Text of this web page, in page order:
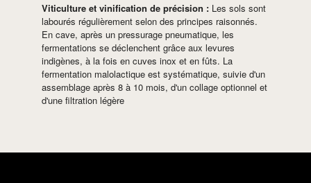
Viticulture et vinification de précision : Les sols sont
labourés régulièrement selon des principes raisonnés.
En cave, après un pressurage pneumatique, les
fermentations se déclenchent grâce aux levures
indigènes, à la fois en cuves inox et en fûts. La
fermentation malolactique est systématique, suivie d'un
assemblage après 8 à 10 mois, d'un collage optionnel et
d'une filtration légère